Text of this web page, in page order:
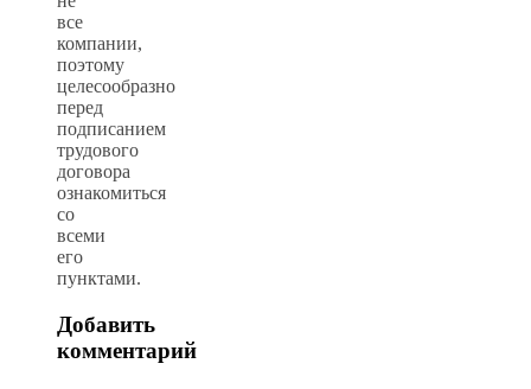
все
компании,
поэтому
целесообразно
перед
подписанием
трудового
договора
ознакомиться
со
всеми
его
пунктами.
Добавить
комментарий